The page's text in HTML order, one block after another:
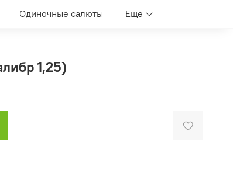
Одиночные салюты Еще
1,25)